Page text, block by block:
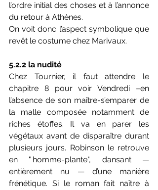
l’ordre initial des choses et à l’annonce
du retour à Athènes.
On voit donc l’aspect symbolique que
revêt le costume chez Marivaux.
5.2.2 la nudité
Chez Tournier, il faut attendre le
chapitre 8 pour voir Vendredi –en
l’absence de son maître-s’emparer de
la malle composée notamment de
riches étoffes. Il va en parer les
végétaux avant de disparaître durant
plusieurs jours. Robinson le retrouve
en " homme-plante", dansant —
entièrement nu — d’une manière
frénétique. Si le roman fait naître à